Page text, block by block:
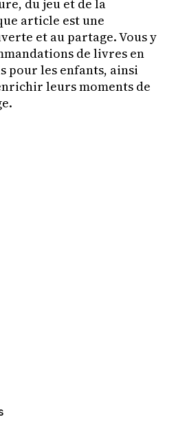
du jeu et de la
article est une
et au partage. Vous y
de livres en
pour les enfants, ainsi
leurs moments de